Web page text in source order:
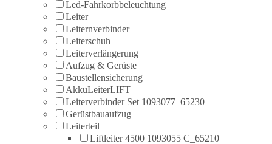
Led-Fahrkorbbeleuchtung
Leiter
Leiternverbinder
Leiterschuh
Leiterverlängerung
Aufzug & Gerüste
Baustellensicherung
AkkuLeiterLIFT
Leiterverbinder Set 1093077_65230
Gerüstbauaufzug
Leiterteil
Liftleiter 4500 1093055 C_65210